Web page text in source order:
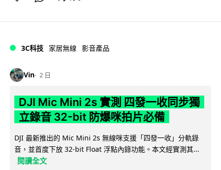
3C科技 家居無線 影音產品
Vin 2 日
DJI Mic Mini 2s 實測 四發一收同步獨
立錄音 32-bit 防爆咪拍片必備
DJI 最新推出的 Mic Mini 2s 無線咪支援「四發一收」分軌錄
音，並首度下放 32-bit Float 浮點內錄功能。本文經實測其...
閱讀全文